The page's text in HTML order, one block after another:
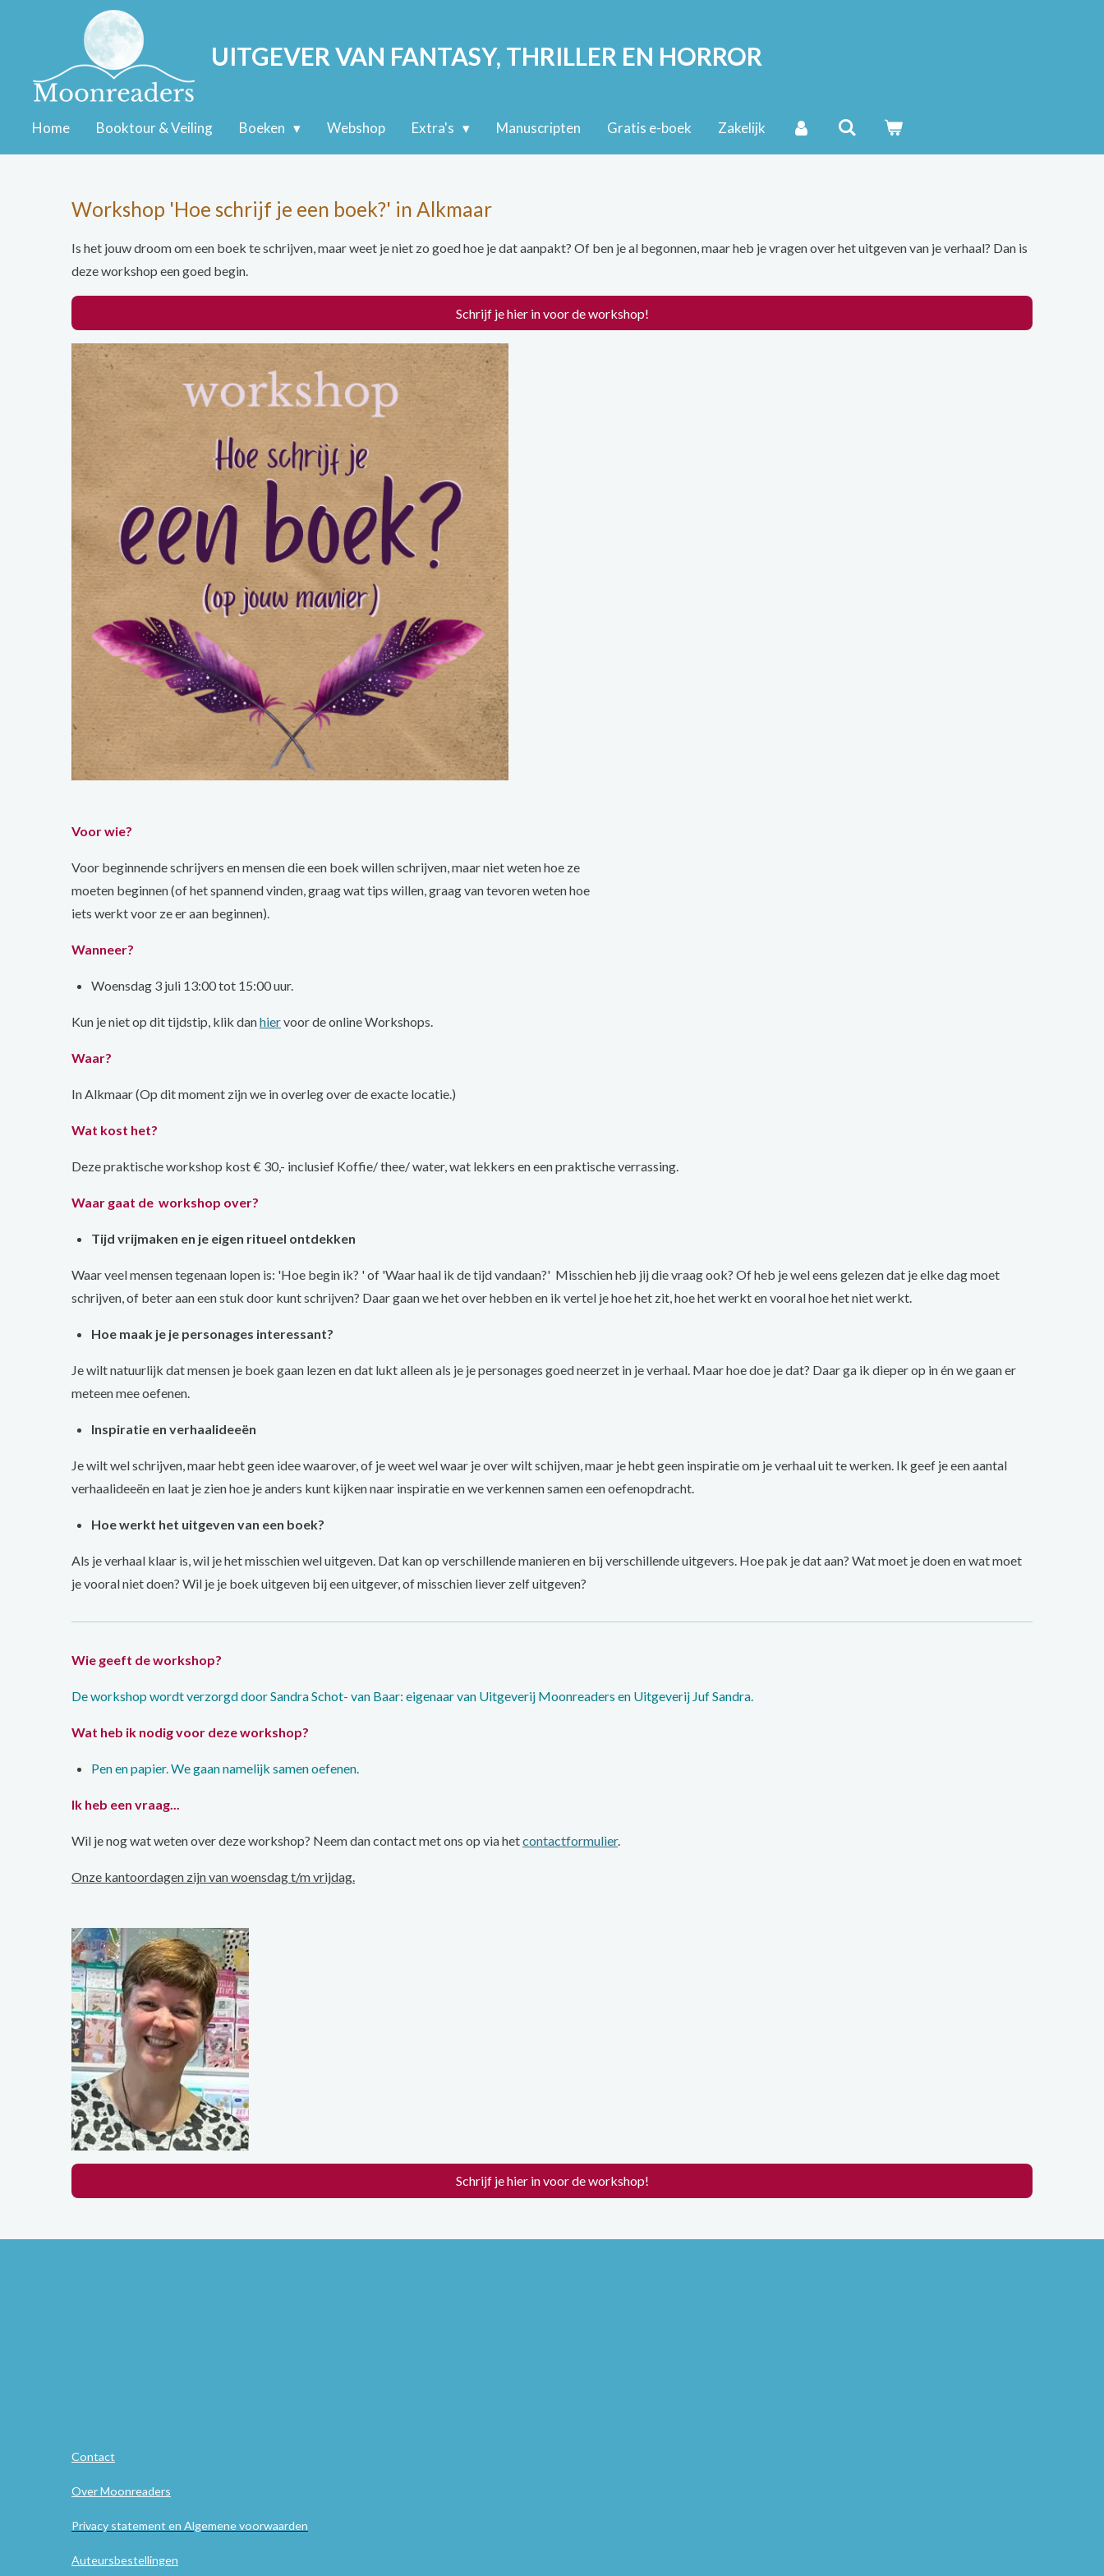
UITGEVER VAN FANTASY, THRILLER EN HORROR
Home Booktour & Veiling Boeken Webshop Extra's Manuscripten Gratis e-boek Zakelijk
Workshop 'Hoe schrijf je een boek?' in Alkmaar
Is het jouw droom om een boek te schrijven, maar weet je niet zo goed hoe je dat aanpakt? Of ben je al begonnen, maar heb je vragen over het uitgeven van je verhaal? Dan is
deze workshop een goed begin.
Schrijf je hier in voor de workshop!
Voor wie?
Voor beginnende schrijvers en mensen die een boek willen schrijven, maar niet weten hoe ze
moeten beginnen (of het spannend vinden, graag wat tips willen, graag van tevoren weten hoe
iets werkt voor ze er aan beginnen).
Wanneer?
Woensdag 3 juli 13:00 tot 15:00 uur.
Kun je niet op dit tijdstip, klik danhiervoor de online Workshops.
Waar?
In Alkmaar (Op dit moment zijn we in overleg over de exacte locatie.)
Wat kost het?
Deze praktische workshop kost € 30,- inclusief Koffie/ thee/ water, wat lekkers en een praktische verrassing.
Waar gaat de workshop over?
Tijd vrijmaken en je eigen ritueel ontdekken
Waar veel mensen tegenaan lopen is: 'Hoe begin ik? ' of 'Waar haal ik de tijd vandaan?' Misschien heb jij die vraag ook? Of heb je wel eens gelezen dat je elke dag moet
schrijven, of beter aan een stuk door kunt schrijven? Daar gaan we het over hebben en ik vertel je hoe het zit, hoe het werkt en vooral hoe het niet werkt.
Hoe maak je je personages interessant?
Je wilt natuurlijk dat mensen je boek gaan lezen en dat lukt alleen als je je personages goed neerzet in je verhaal. Maar hoe doe je dat? Daar ga ik dieper op in én we gaan er
meteen mee oefenen.
Inspiratie en verhaalideeën
Je wilt wel schrijven, maar hebt geen idee waarover, of je weet wel waar je over wilt schijven, maar je hebt geen inspiratie om je verhaal uit te werken. Ik geef je een aantal
verhaalideeën en laat je zien hoe je anders kunt kijken naar inspiratie en we verkennen samen een oefenopdracht.
Hoe werkt het uitgeven van een boek?
Als je verhaal klaar is, wil je het misschien wel uitgeven. Dat kan op verschillende manieren en bij verschillende uitgevers. Hoe pak je dat aan? Wat moet je doen en wat moet
je vooral niet doen? Wil je je boek uitgeven bij een uitgever, of misschien liever zelf uitgeven?
Wie geeft de workshop?
De workshop wordt verzorgd door Sandra Schot- van Baar: eigenaar van Uitgeverij Moonreaders en Uitgeverij Juf Sandra.
Wat heb ik nodig voor deze workshop?
Pen en papier. We gaan namelijk samen oefenen.
Ik heb een vraag...
Wil je nog wat weten over deze workshop? Neem dan contact met ons op via hetcontactformulier.
Onze kantoordagen zijn van woensdag t/m vrijdag.
Schrijf je hier in voor de workshop!
Contact
Over Moonreaders
Privacy statement en Algemene voorwaarden
Auteursbestellingen